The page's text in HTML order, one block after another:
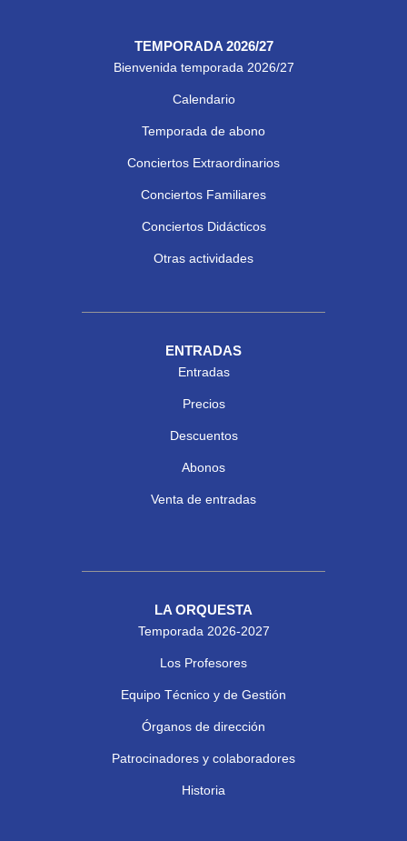
TEMPORADA 2026/27
Bienvenida temporada 2026/27
Calendario
Temporada de abono
Conciertos Extraordinarios
Conciertos Familiares
Conciertos Didácticos
Otras actividades
ENTRADAS
Entradas
Precios
Descuentos
Abonos
Venta de entradas
LA ORQUESTA
Temporada 2026-2027
Los Profesores
Equipo Técnico y de Gestión
Órganos de dirección
Patrocinadores y colaboradores
Historia